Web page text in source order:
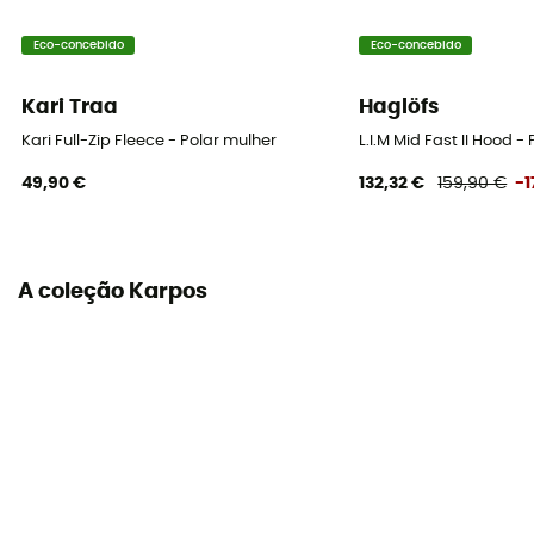
Eco-concebido
Kari Traa
Kari Full-Zip Fleece - Polar mulher
49,90 €
Eco-concebido
Haglöfs
L.I.M Mid Fast II Hood -
132,32 € 159,90 € -
A coleção Karpos